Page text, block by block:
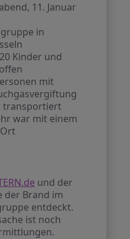
11. Januar
in
Kinder und
mit
transportiert
war mit einem
und der
der Brand im
entdeckt.
ist noch